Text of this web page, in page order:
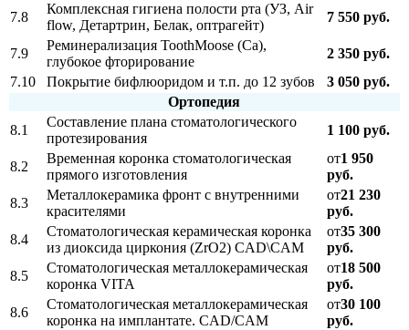
7.8
Комплексная гигиена полости рта (УЗ, Air
flow, Детартрин, Белак, оптрагейт)
7 550 руб.
7.9
Реминерализация ToothMoose (Ca),
глубокое фторирование
2 350 руб.
7.10
Покрытие бифлюоридом и т.п. до 12 зубов
3 050 руб.
Ортопедия
8.1
Составление плана стоматологического
протезирования
1 100 руб.
8.2
Временная коронка стоматологическая
прямого изготовления
от1 950
руб.
8.3
Металлокерамика фронт с внутренними
красителями
от21 230
руб.
8.4
Стоматологическая керамическая коронка
из диоксида циркония (ZrO2) CAD\CAM
от35 300
руб.
8.5
Стоматологическая металлокерамическая
коронка VITA
от18 500
руб.
8.6
Стоматологическая металлокерамическая
коронка на имплантате. CAD/CAM
от30 100
руб.